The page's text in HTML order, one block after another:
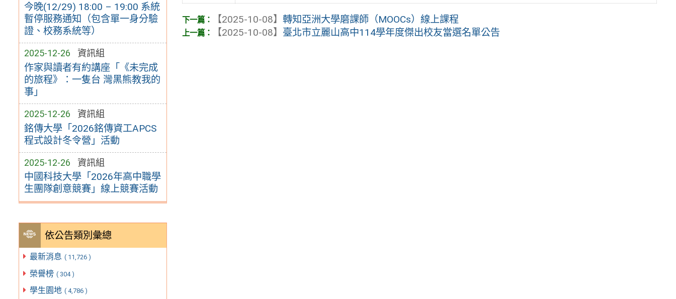
今晚(12/29) 18:00 – 19:00 系統
暫停服務通知（包含單一身分驗
證、校務系統等）
2025-12-26 資訊組
作家與讀者有約講座「《未完成
的旅程》：一隻台 灣黑熊教我的
事」
2025-12-26 資訊組
銘傳大學「2026銘傳資工APCS
程式設計冬令營」活動
2025-12-26 資訊組
中國科技大學「2026年高中職學
生團隊創意競賽」線上競賽活動
依公告類別彙總
最新消息 ( 11,726 )
榮譽榜 ( 304 )
學生園地 ( 4,786 )
【2025-10-08】轉知亞洲大學磨課師（MOOCs）線上課程
【2025-10-08】 臺北市立麗山高中114學年度傑出校友當選名單公告